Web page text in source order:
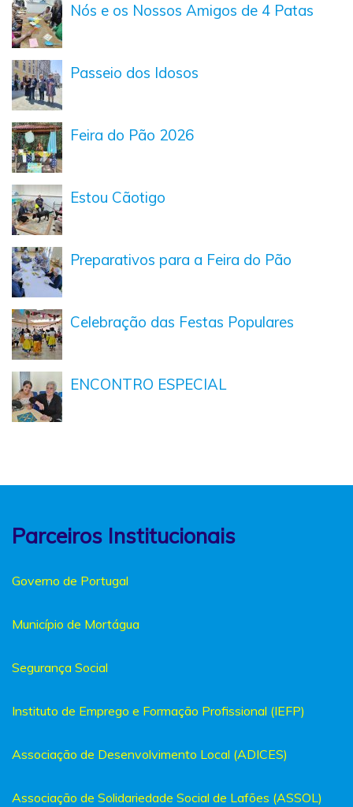
Nós e os Nossos Amigos de 4 Patas
Passeio dos Idosos
Feira do Pão 2026
Estou Cãotigo
Preparativos para a Feira do Pão
Celebração das Festas Populares
ENCONTRO ESPECIAL
Parceiros Institucionais
Governo de Portugal
Município de Mortágua
Segurança Social
Instituto de Emprego e Formação Profissional (IEFP)
Associação de Desenvolvimento Local (ADICES)
Associação de Solidariedade Social de Lafões (ASSOL)